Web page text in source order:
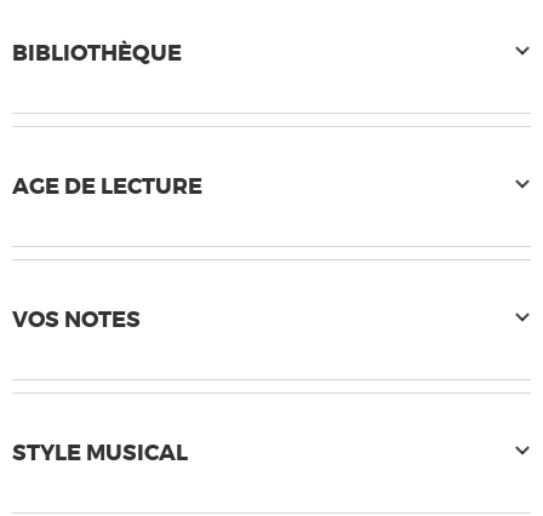
BIBLIOTHÈQUE
AGE DE LECTURE
VOS NOTES
STYLE MUSICAL